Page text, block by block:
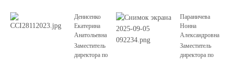
Денисенко
Екатерина
Анатольевна
Заместитель
директора по
Параничева
Нонна
Александровна
Заместитель
директора по